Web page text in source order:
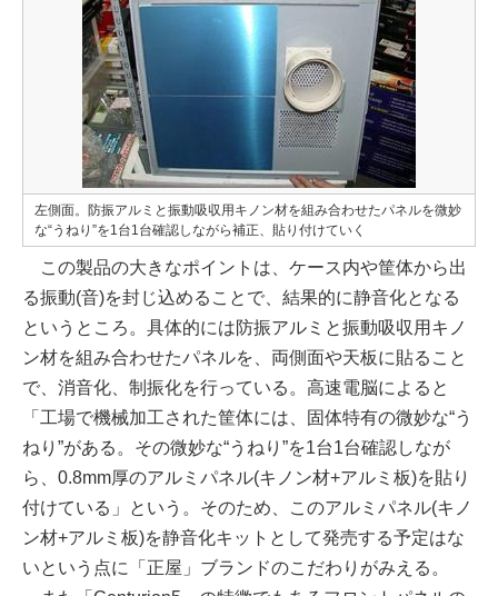
左側面。防振アルミと振動吸収用キノン材を組み合わせたパネルを微妙
な“うねり”を1台1台確認しながら補正、貼り付けていく
この製品の大きなポイントは、ケース内や筐体から出
る振動(音)を封じ込めることで、結果的に静音化となる
というところ。具体的には防振アルミと振動吸収用キノ
ン材を組み合わせたパネルを、両側面や天板に貼ること
で、消音化、制振化を行っている。高速電脳によると
「工場で機械加工された筐体には、固体特有の微妙な“う
ねり”がある。その微妙な“うねり”を1台1台確認しなが
ら、0.8mm厚のアルミパネル(キノン材+アルミ板)を貼り
付けている」という。そのため、このアルミパネル(キノ
ン材+アルミ板)を静音化キットとして発売する予定はな
いという点に「正屋」ブランドのこだわりがみえる。